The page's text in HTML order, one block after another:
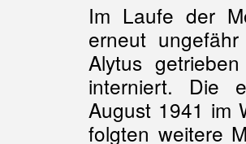
Im Laufe der
erneut
Alytus
interniert. Die
August 1941 im
folgten weitere